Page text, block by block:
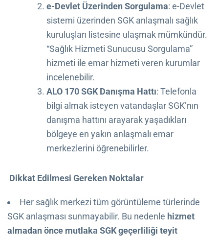
e-Devlet Üzerinden Sorgulama: e-Devlet
sistemi üzerinden SGK anlaşmalı sağlık
kuruluşları listesine ulaşmak mümkündür.
“Sağlık Hizmeti Sunucusu Sorgulama”
hizmeti ile emar hizmeti veren kurumlar
incelenebilir.
ALO 170 SGK Danışma Hattı: Telefonla
bilgi almak isteyen vatandaşlar SGK’nın
danışma hattını arayarak yaşadıkları
bölgeye en yakın anlaşmalı emar
merkezlerini öğrenebilirler.
Dikkat Edilmesi Gereken Noktalar
Her sağlık merkezi tüm görüntüleme türlerinde
SGK anlaşması sunmayabilir. Bu nedenle hizmet
almadan önce mutlaka SGK geçerliliği teyit